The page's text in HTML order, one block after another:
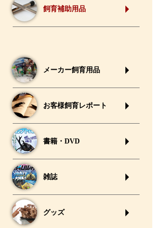
飼育補助用品
メーカー飼育用品
お客様飼育レポート
書籍・DVD
雑誌
グッズ